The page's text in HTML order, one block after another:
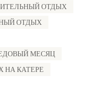
ОТДЫХ
ОТДЫХ
МЕСЯЦ
НА КАТЕРЕ